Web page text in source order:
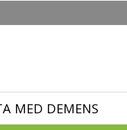
MED DEMENS